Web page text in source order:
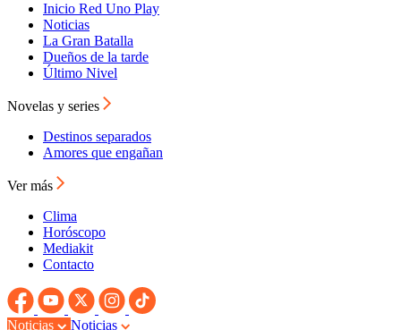
Inicio Red Uno Play
Noticias
La Gran Batalla
Dueños de la tarde
Último Nivel
Novelas y series
Destinos separados
Amores que engañan
Ver más
Clima
Horóscopo
Mediakit
Contacto
Noticias
Noticias